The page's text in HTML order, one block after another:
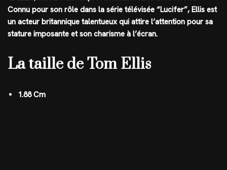
Connu pour son rôle dans la série télévisée “Lucifer”, Ellis est
un acteur britannique talentueux qui attire l’attention pour sa
stature imposante et son charisme à l’écran.
La taille de Tom Ellis
1.88 Cm